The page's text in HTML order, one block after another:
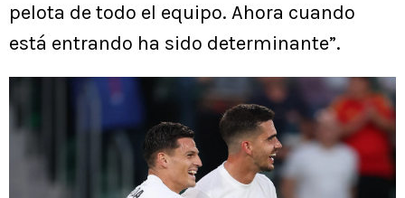
pelota de todo el equipo. Ahora cuando
está entrando ha sido determinante”.